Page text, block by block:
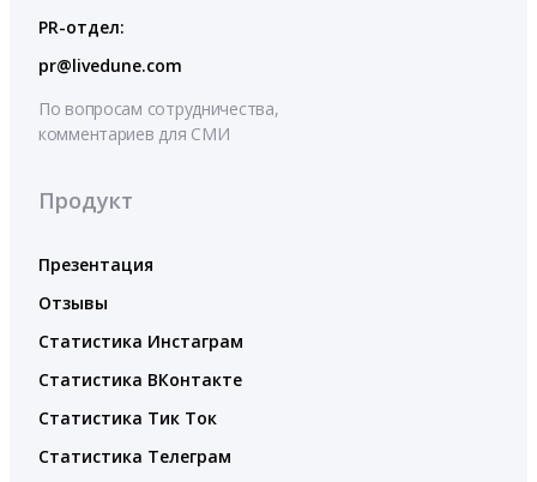
PR-отдел:
pr@livedune.com
По вопросам сотрудничества,
комментариев для СМИ
Продукт
Презентация
Отзывы
Статистика Инстаграм
Статистика ВКонтакте
Статистика Тик Ток
Статистика Телеграм